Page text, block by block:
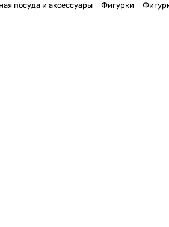
посуда и аксессуары Фигурки